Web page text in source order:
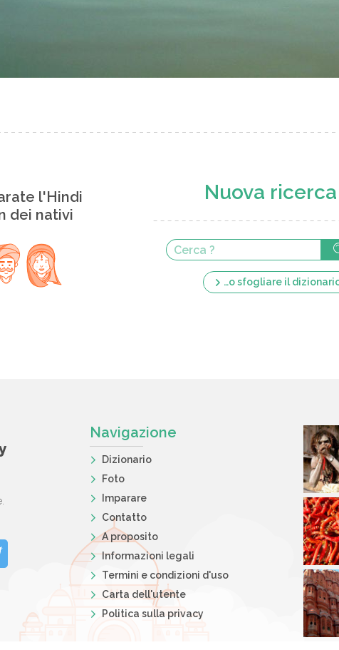
l'Hindi
dei nativi
Nuova ricerca
…o sfogliare il
Navigazione
Dizionario
Foto
Imparare
Contatto
A proposito
Informazioni legali
Termini e condizioni d'uso
Carta dell'utente
Politica sulla privacy